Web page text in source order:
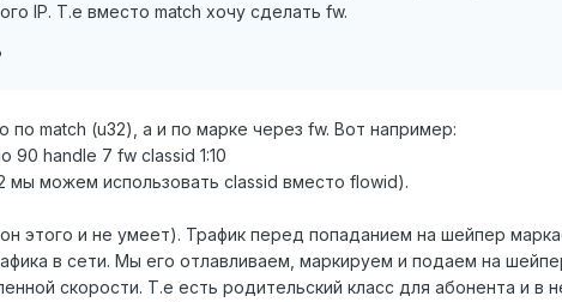
IP. Т.е вместо match хочу сделать fw.
по match (u32), а и по марке через fw. Вот например:
90 handle 7 fw classid 1:10
мы можем использовать classid вместо flowid).
этого и не умеет). Трафик перед попаданием на шейпер
в сети. Мы его отлавливаем, маркируем и подаем на
скорости. Т.е есть родительский класс для абонента и в